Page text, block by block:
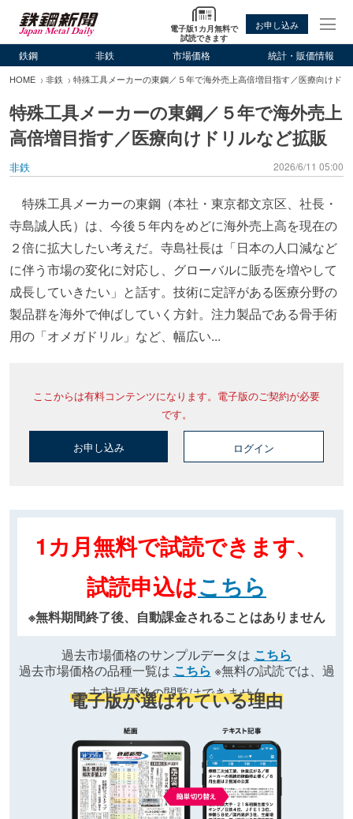
電子版1カ月無料で
試読できます
お申し込み
鉄鋼 非鉄 市場価格 統計・販価情報
HOME 非鉄 特殊工具メーカーの東鋼／５年で海外売上高倍増目指す／医療向けド
特殊工具メーカーの東鋼／５年で海外売上
高倍増目指す／医療向けドリルなど拡販
非鉄 2026/6/11 05:00
特殊工具メーカーの東鋼（本社・東京都文京区、社長・
寺島誠人氏）は、今後５年内をめどに海外売上高を現在の
２倍に拡大したい考えだ。寺島社長は「日本の人口減など
に伴う市場の変化に対応し、グローバルに販売を増やして
成長していきたい」と話す。技術に定評がある医療分野の
製品群を海外で伸ばしていく方針。注力製品である骨手術
用の「オメガドリル」など、幅広い...
ここからは有料コンテンツになります。電子版のご契約が必要
です。
お申し込み ログイン
1カ月無料で試読できます、
試読申込はこちら
※無料期間終了後、自動課金されることはありません
過去市場価格のサンプルデータは こちら
過去市場価格の品種一覧は こちら ※無料の試読では、過
去市場価格の閲覧はできません
電子版が選ばれている理由